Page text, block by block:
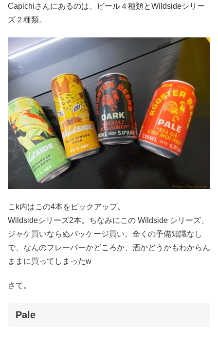
Capichiさんにあるのは、ビール４種類とWildsideシリー
ズ２種類。
こk内はこの4本をピックアップ。
Wildsideシリーズ2本。ちなみにこの Wildside シリーズ、
ジャケ買いならぬパッケージ買い。全くの予備知識なし
で、なんのフレーバーかどころか、酒かどうかもわからん
ままに買ってしまったw
さて。
Pale